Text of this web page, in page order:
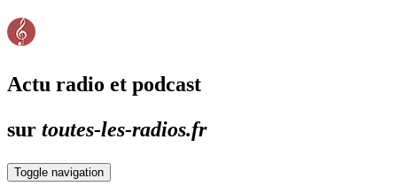
Actu radio et podcast
sur toutes-les-radios.fr
Toggle navigation